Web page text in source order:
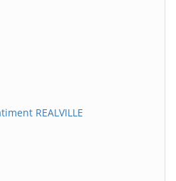
REALVILLE